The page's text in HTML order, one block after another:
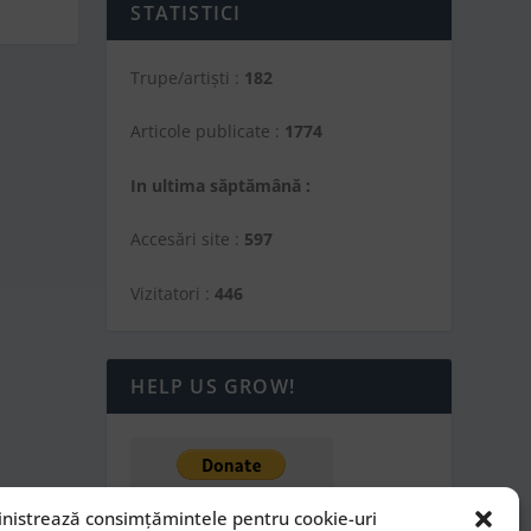
consimțămintele pentru cookie-uri
STATISTICI
Trupe/artiști : 182
Articole publicate : 1774
In ultima săptămână :
Accesări site : 597
Vizitatori :446
HELP US GROW!